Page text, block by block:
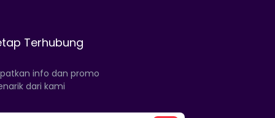
Terhubung
info dan promo
dari kami